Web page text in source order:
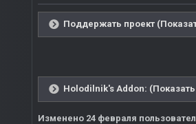
Поддержать проект
Holodilnik's Addon: (Показать
Изменено 24 февраля